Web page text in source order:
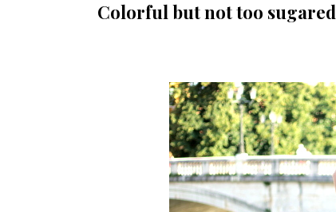
Colorful but not too sugared